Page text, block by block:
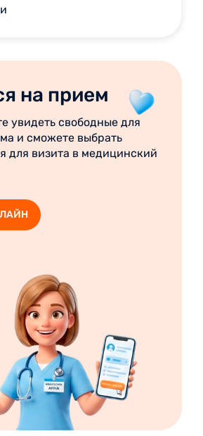
на прием
увидеть свободные для
и сможете выбрать
для визита в медицинский